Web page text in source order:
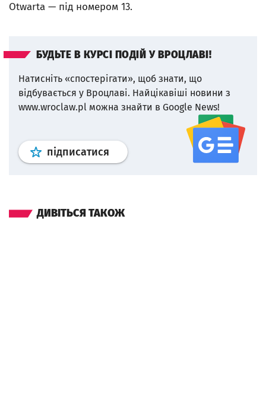
Otwarta — під номером 13.
БУДЬТЕ В КУРСІ ПОДІЙ У ВРОЦЛАВІ!
Натисніть «спостерігати», щоб знати, що
відбувається у Вроцлаві. Найцікавіші новини з
www.wroclaw.pl можна знайти в Google News!
підписатися Профіль google news
ДИВІТЬСЯ ТАКОЖ